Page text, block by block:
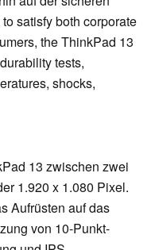
satisfy both corporate
the ThinkPad 13
tests,
shocks,
13 zwischen zwei
1.920 x 1.080 Pixel.
Aufrüsten auf das
von 10-Punkt-